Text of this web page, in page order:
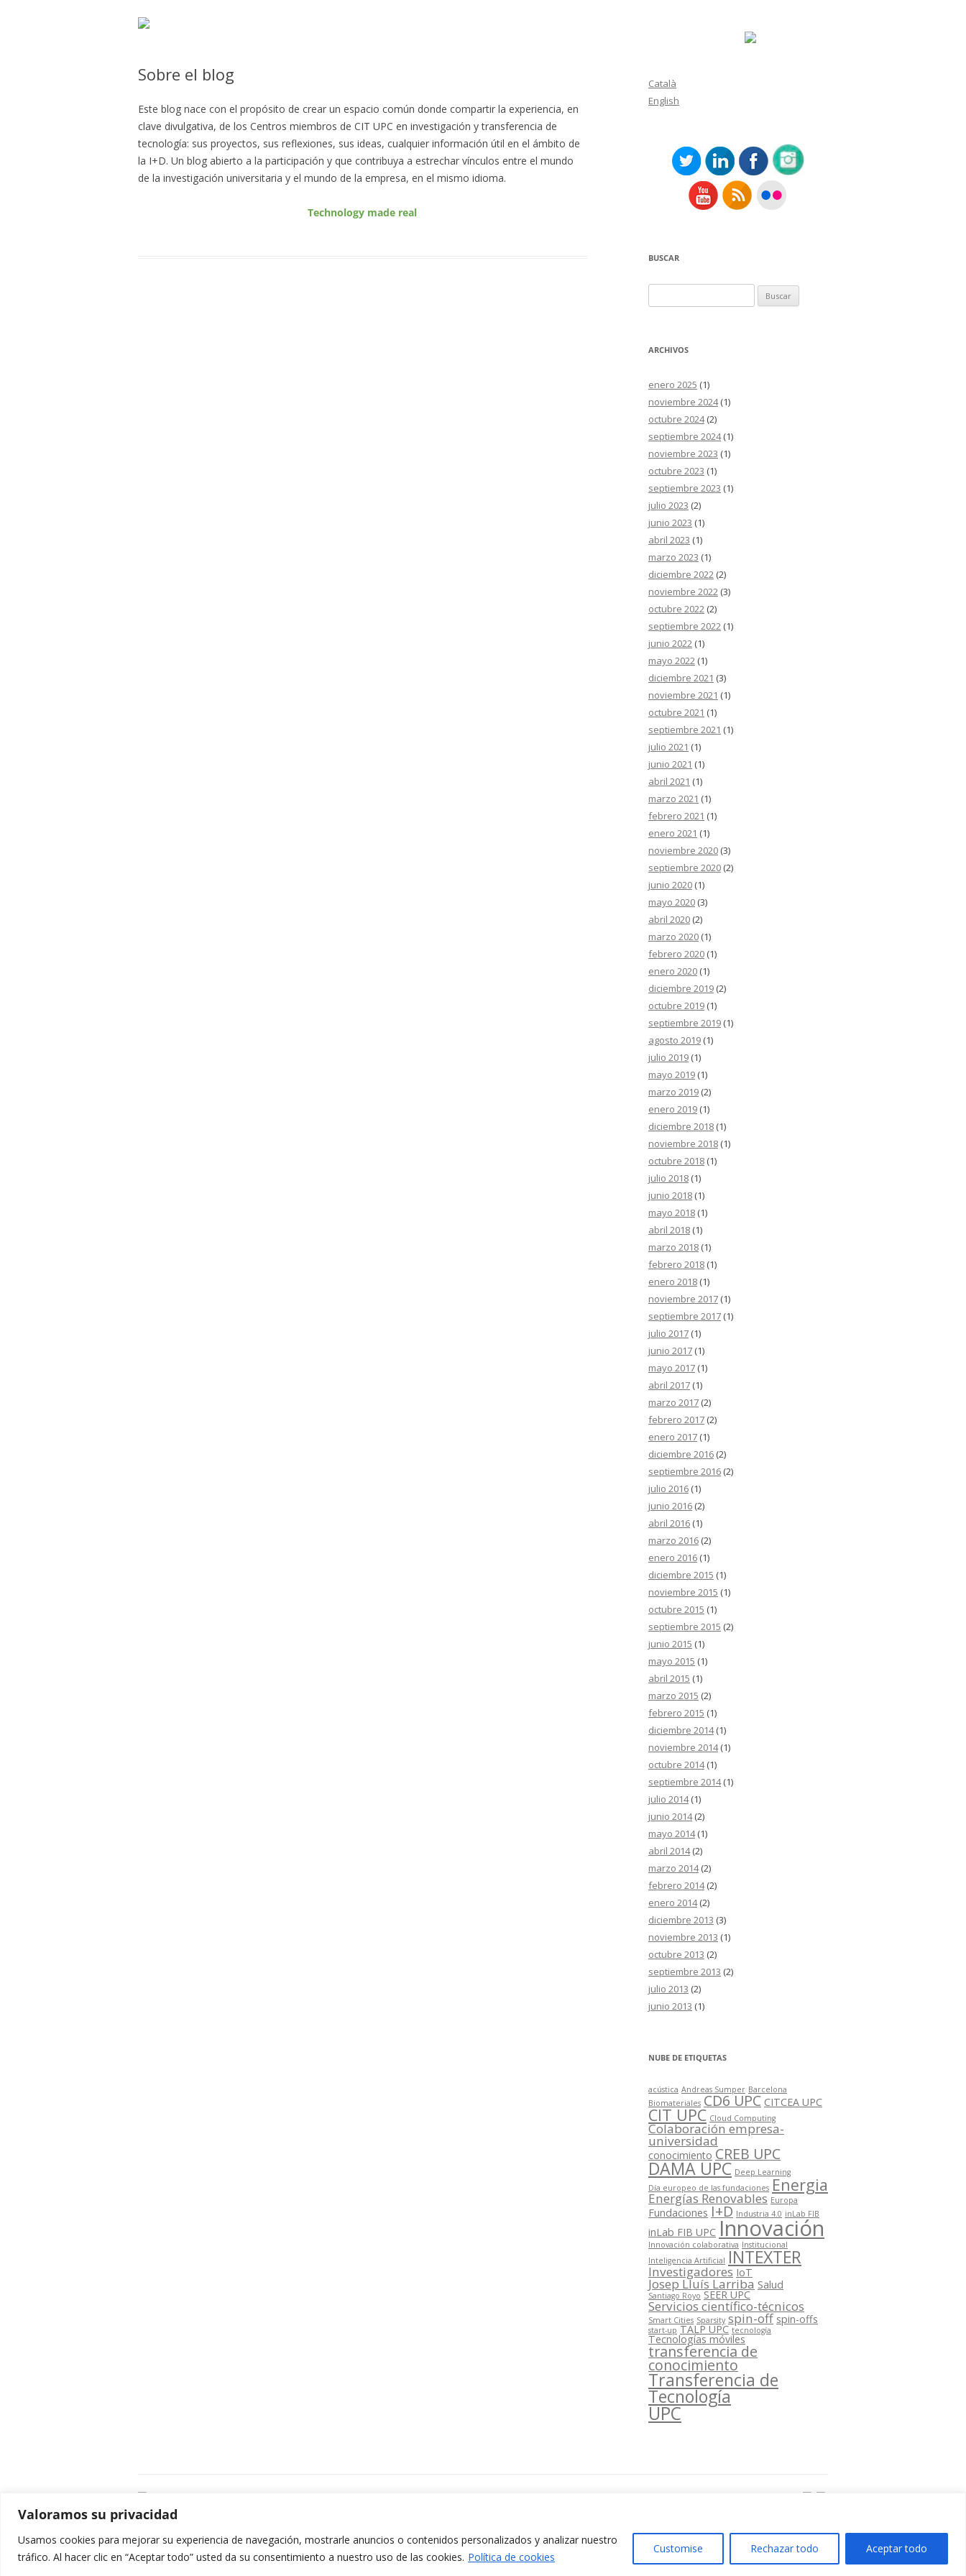
Valoramos su privacidad
Usamos cookies para mejorar su experiencia de navegación, mostrarle anuncios o contenidos personalizados y analizar nuestro
tráfico. Al hacer clic en “Aceptar todo” usted da su consentimiento a nuestro uso de las cookies. Política de cookies
Customise Rechazar todo Aceptar todo
Sobre el blog
Este blog nace con el propósito de crear un espacio común donde compartir la experiencia, en
clave divulgativa, de los Centros miembros de CIT UPC en investigación y transferencia de
tecnología: sus proyectos, sus reflexiones, sus ideas, cualquier información útil en el ámbito de
la I+D. Un blog abierto a la participación y que contribuya a estrechar vínculos entre el mundo
de la investigación universitaria y el mundo de la empresa, en el mismo idioma.
Technology made real
Català
English
BUSCAR
ARCHIVOS
enero 2025 (1)
noviembre 2024(1)
octubre 2024(2)
septiembre 2024(1)
noviembre 2023 (1)
octubre 2023 (1)
septiembre 2023 (1)
julio 2023 (2)
junio 2023 (1)
abril 2023 (1)
marzo 2023 (1)
diciembre 2022 (2)
noviembre 2022 (3)
octubre 2022 (2)
septiembre 2022 (1)
junio 2022 (1)
mayo 2022 (1)
diciembre 2021 (3)
noviembre 2021 (1)
octubre 2021 (1)
septiembre 2021 (1)
julio 2021 (1)
junio 2021 (1)
abril 2021 (1)
marzo 2021 (1)
febrero 2021 (1)
enero 2021 (1)
noviembre 2020 (3)
septiembre 2020 (2)
junio 2020 (1)
mayo 2020 (3)
abril 2020 (2)
marzo 2020 (1)
febrero 2020 (1)
enero 2020 (1)
diciembre 2019 (2)
octubre 2019 (1)
septiembre 2019 (1)
agosto 2019 (1)
julio 2019 (1)
mayo 2019 (1)
marzo 2019 (2)
enero 2019 (1)
diciembre 2018 (1)
noviembre 2018 (1)
octubre 2018 (1)
julio 2018 (1)
junio 2018 (1)
mayo 2018 (1)
abril 2018 (1)
marzo 2018 (1)
febrero 2018 (1)
enero 2018 (1)
noviembre 2017 (1)
septiembre 2017 (1)
julio 2017 (1)
junio 2017 (1)
mayo 2017 (1)
abril 2017 (1)
marzo 2017 (2)
febrero 2017 (2)
enero 2017 (1)
diciembre 2016 (2)
septiembre 2016 (2)
julio 2016 (1)
junio 2016 (2)
abril 2016 (1)
marzo 2016 (2)
enero 2016 (1)
diciembre 2015 (1)
noviembre 2015 (1)
octubre 2015 (1)
septiembre 2015 (2)
junio 2015 (1)
mayo 2015 (1)
abril 2015 (1)
marzo 2015 (2)
febrero 2015 (1)
diciembre 2014(1)
noviembre 2014(1)
octubre 2014(1)
septiembre 2014(1)
julio 2014(1)
junio 2014(2)
mayo 2014(1)
abril 2014(2)
marzo 2014(2)
febrero 2014(2)
enero 2014(2)
diciembre 2013 (3)
noviembre 2013 (1)
octubre 2013 (2)
septiembre 2013 (2)
julio 2013 (2)
junio 2013 (1)
NUBE DE ETIQUETAS
acústica Andreas Sumper Barcelona
Biomateriales CD6 UPC CITCEA UPC
CIT UPC Cloud Computing
Colaboración empresa-
universidad
conocimiento CREB UPC
DAMA UPC Deep Learning
Día europeo de las fundaciones Energia
Energías Renovables Europa
Fundaciones I+D Industria 4.0 inLab FIB
inLab FIB UPC Innovación
Innovación colaborativa Institucional
Inteligencia Artificial INTEXTER
Investigadores IoT
Josep Lluís Larriba Salud
Santiago Royo SEER UPC
Servicios científico-técnicos
Smart Cities Sparsity spin-off spin-offs
start-up TALP UPC tecnología
Tecnologías móviles
transferencia de
conocimiento
Transferencia de
Tecnología
UPC
C/ Jordi Girona 1-3
08034 Barcelona (Espanya)
+34 93 405 44 03